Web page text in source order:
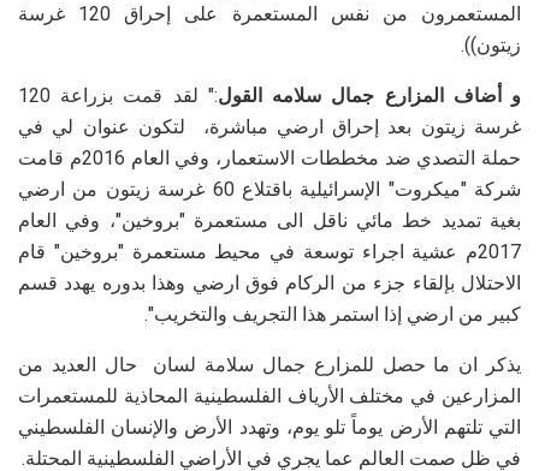
المستعمرون من نفس المستعمرة على إحراق 120 غرسة
زيتون)).
و أضاف المزارع جمال سلامه القول
:" لقد قمت بزراعة 120
غرسة زيتون بعد إحراق ارضي مباشرة، لتكون عنوان لي في
حملة التصدي ضد مخططات الاستعمار، وفي العام 2016م قامت
شركة "ميكروت" الإسرائيلية باقتلاع 60 غرسة زيتون من ارضي
بغية تمديد خط مائي ناقل الى مستعمرة "بروخين"، وفي العام
2017م عشية اجراء توسعة في محيط مستعمرة "بروخين" قام
الاحتلال بإلقاء جزء من الركام فوق ارضي وهذا بدوره يهدد قسم
كبير من ارضي إذا استمر هذا التجريف والتخريب".
يذكر ان ما حصل للمزارع جمال سلامة لسان حال العديد من
المزارعين في مختلف الأرياف الفلسطينية المحاذية للمستعمرات
التي تلتهم الأرض يوماً تلو يوم، وتهدد الأرض والإنسان الفلسطيني
في ظل صمت العالم عما يجري في الأراضي الفلسطينية المحتلة.